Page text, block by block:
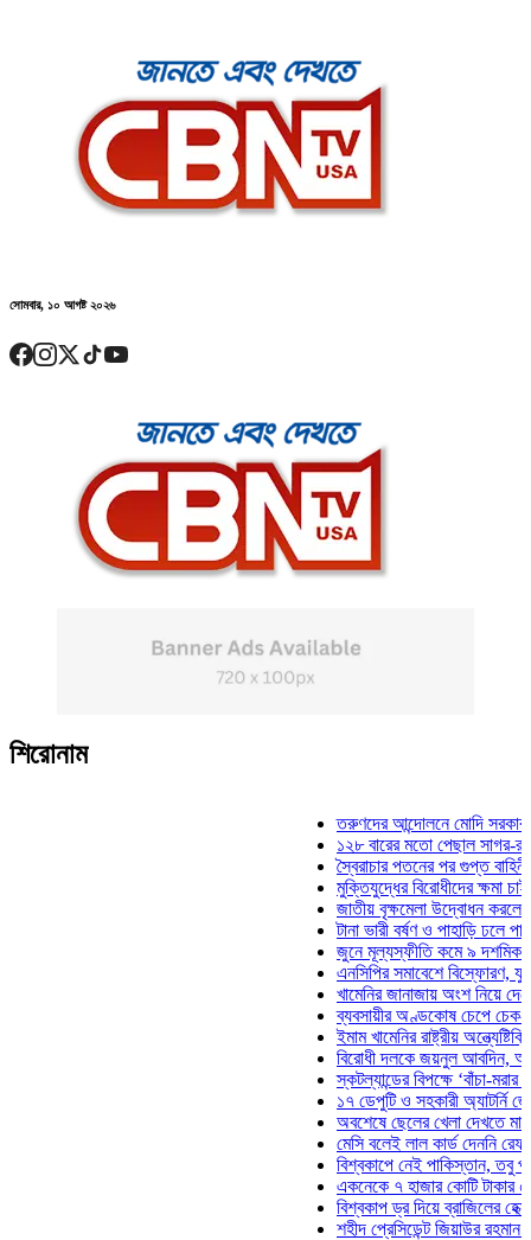
সোমবার, ১০ আগষ্ট ২০২৬
শিরোনাম
তরুণদের আন্দোলনে মোদি সরকার দুর্বল
১২৮ বারের মতো পেছাল সাগর-রুনি
স্বৈরাচার পতনের পর গুপ্ত বাহিনীর
মুক্তিযুদ্ধের বিরোধীদের ক্ষমা চাইতে
জাতীয় বৃক্ষমেলা উদ্বোধন করলেন
টানা ভারী বর্ষণ ও পাহাড়ি ঢলে পানিবন্দি
জুনে মূল্যস্ফীতি কমে ৯ দশমিক ১৬
এনসিপির সমাবেশে বিস্ফোরণ, যুবলীগের
খামেনির জানাজায় অংশ নিয়ে দেশে
ব্যবসায়ীর অণ্ডকোষ চেপে চেক-
ইমাম খামেনির রাষ্ট্রীয়
বিরোধী দলকে জয়নুল আবদিন, আপনারা
স্কটল্যান্ডের বিপক্ষে ‘বাঁচা-মরার
১৭ ডেপুটি ও সহকারী অ্যাটর্নি
অবশেষে ছেলের খেলা দেখতে মাঠে
মেসি বলেই লাল কার্ড দেননি রেফারি!
বিশ্বকাপে নেই পাকিস্তান, তবু প্রতিটি
একনেকে ৭ হাজার কোটি টাকার ৫
বিশ্বকাপ ড্র দিয়ে ব্রাজিলের হেক্সা
শহীদ প্রেসিডেন্ট জিয়াউর রহমান